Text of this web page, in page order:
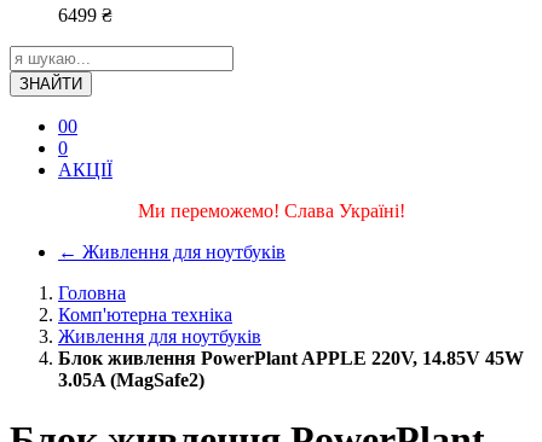
6499 ₴
ЗНАЙТИ
00
0
АКЦІЇ
Ми переможемо! Слава Україні!
← Живлення для ноутбуків
Головна
Комп'ютерна техніка
Живлення для ноутбуків
Блок живлення PowerPlant APPLE 220V, 14.85V 45W
3.05A (MagSafe2)